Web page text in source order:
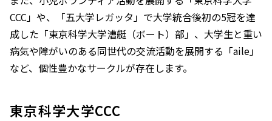
CCC」や、「五大学レガッタ」で大学統合後初の5冠を達
成した「東京科学大学漕艇（ボート）部」、大学生と重い
病気や障がいのある同世代の交流活動を展開する「aile」
など、個性豊かなサークルが存在します。
東京科学大学CCC